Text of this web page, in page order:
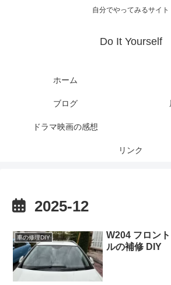
自分でやってみるサイト
Do It Yourself
ホーム
ブログ
ドラマ映画の感想
リンク
2025-12
車の修理DIY
W204 フロン
ルの補修 DIY